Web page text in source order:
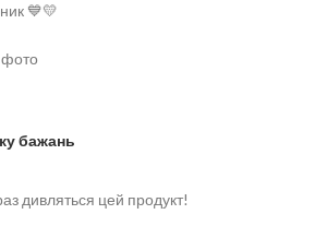
💙💛
бажань
дивляться цей продукт!